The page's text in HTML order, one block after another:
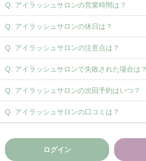
アイラッシュサロンの営業時間は？
アイラッシュサロンの休日は？
アイラッシュサロンの注意点は？
アイラッシュサロンで失敗された場合は？
アイラッシュサロンの次回予約はいつ？
アイラッシュサロンの口コミは？
ログイン